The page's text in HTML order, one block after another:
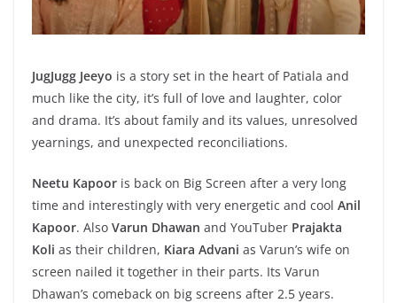
JugJugg Jeeyo is a story set in the heart of Patiala and
much like the city, it’s full of love and laughter, color
and drama. It’s about family and its values, unresolved
yearnings, and unexpected reconciliations.
Neetu Kapoor is back on Big Screen after a very long
time and interestingly with very energetic and cool Anil
Kapoor. Also Varun Dhawan and YouTuber Prajakta
Koli as their children, Kiara Advani as Varun’s wife on
screen nailed it together in their parts. Its Varun
Dhawan’s comeback on big screens after 2.5 years.